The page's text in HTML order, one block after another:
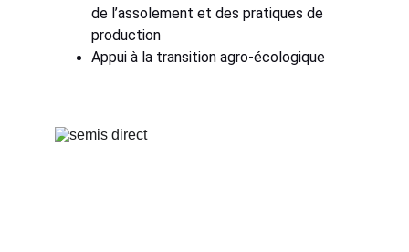
de l’assolement et des pratiques de
production
Appui à la transition agro-écologique